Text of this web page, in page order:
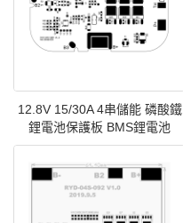
12.8V 15/30A 4串儲能 磷酸鐵
鋰電池保護板 BMS鋰電池